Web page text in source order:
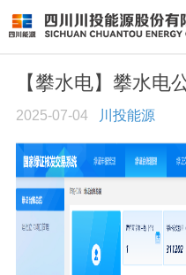
【攀水电】攀水电
2025-07-04 川投能源